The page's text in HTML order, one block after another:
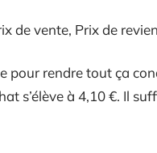
de vente, Prix de
pour rendre tout ça
s’élève à 4,10 €. Il